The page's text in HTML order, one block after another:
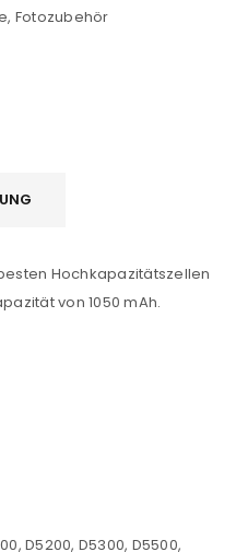
, Fotozubehör
Hochkapazitätszellen
von 1050 mAh.
D5200, D5300, D5500,